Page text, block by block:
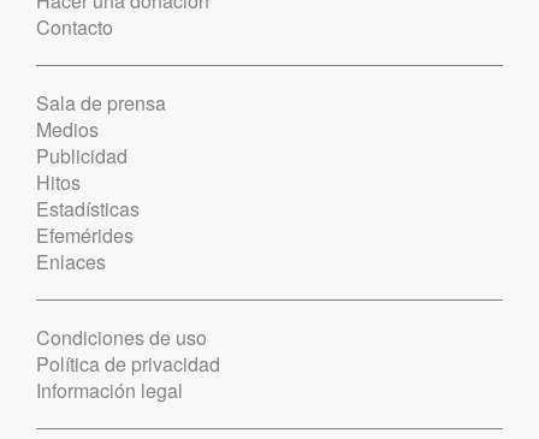
Contacto
Sala de prensa
Medios
Publicidad
Hitos
Estadísticas
Efemérides
Enlaces
Condiciones de uso
Política de privacidad
Información legal